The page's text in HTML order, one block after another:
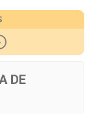
DE